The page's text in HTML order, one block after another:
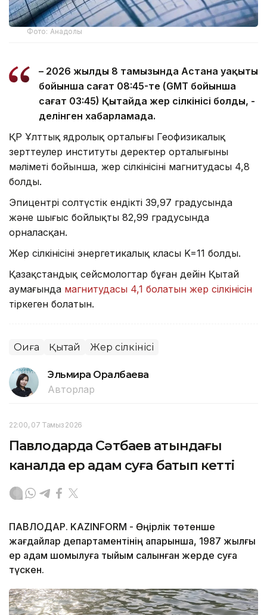
Фото: Анадолы
– 2026 жылдың 8 тамызында Астана уақыты
бойынша сағат 08:45-те (GMT бойынша
сағат 03:45) Қытайда жер сілкінісі болды, -
делінген хабарламада.
ҚР Ұлттық ядролық орталығы Геофизикалық
зерттеулер институты деректер орталығының
мәліметі бойынша, жер сілкінісінің магнитудасы 4,8
болды.
Эпицентрі солтүстік ендіктің 39,97 градусында
және шығыс бойлықтың 82,99 градусында
орналасқан.
Жер сілкінісінің энергетикалық класы K=11 болды.
Қазақстандық сейсмологтар бұған дейін Қытай
аумағында магнитудасы 4,1 болатын жер сілкінісін
тіркеген болатын.
Оқиға Қытай Жер сілкінісі
Эльмира Оралбаева
Авторлар
22:00, 07 Тамыз 2026
Павлодарда Сәтбаев атындағы
каналда ер адам суға батып кетті
ПАВЛОДАР. KAZINFORM - Өңірлік төтенше
жағдайлар департаментінің ақпарынша, 1987 жылғы
ер адам шомылуға тыйым салынған жерде суға
түскен.